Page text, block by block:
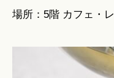
場所：5階 カフェ・